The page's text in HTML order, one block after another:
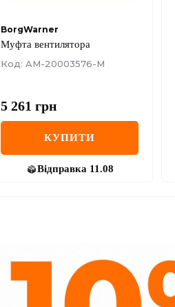
BorgWarner
Муфта вентилятора
Код: AM-20003576-M
5 261 грн
КУПИТИ
Відправка 11.08